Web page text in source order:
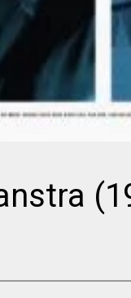
Sergei M.
Eisenstein